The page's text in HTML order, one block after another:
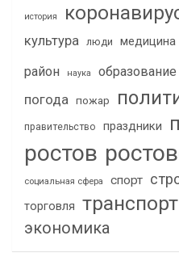
история
культура люди медицина
район
наука образование
погода пожар
правительство праздники
ростов
социальная сфера спорт
торговля транспорт
экономика